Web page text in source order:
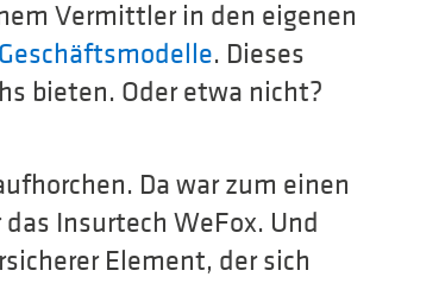
Vermittler in den eigenen
. Dieses
bieten. Oder etwa nicht?
Da war zum einen
Insurtech WeFox. Und
Element, der sich